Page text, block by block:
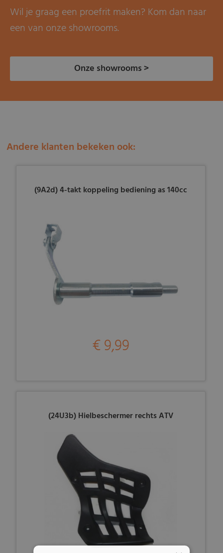
Wil je graag een proefrit maken? Kom dan naar
een van onze showrooms.
Onze showrooms >
Andere klanten bekeken ook:
(9A2d) 4-takt koppeling bediening as 140cc
€ 9,99
(24U3b) Hielbeschermer rechts ATV